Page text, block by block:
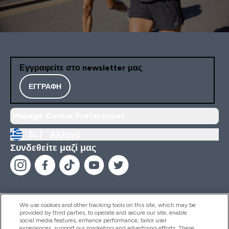
Εγγραφείτε στο newsletter μας
ΕΓΓΡΑΦΉ
Συνδεθείτε μαζί μας
Βοήθεια & Πληροφορίες
We use cookies and other tracking tools on this site, which may be
provided by third parties, to operate and secure our site, enable
social media features, enhance performance, tailor user